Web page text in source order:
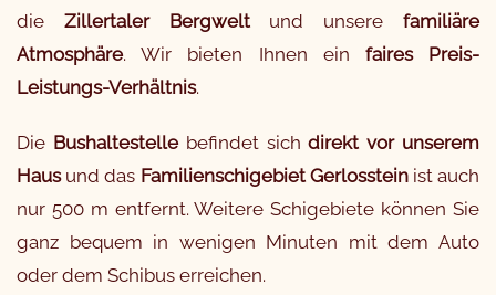
die Zillertaler Bergweltund unserefamiliäre
Atmosphäre. Wir bieten Ihnen ein faires Preis-
Leistungs-Verhältnis.
Die Bushaltestellebefindet sichdirekt vor unserem
Hausund das Familienschigebiet Gerlossteinist auch
nur 500 m entfernt. Weitere Schigebiete können Sie
ganz bequem in wenigen Minuten mit dem Auto
oder dem Schibus erreichen.